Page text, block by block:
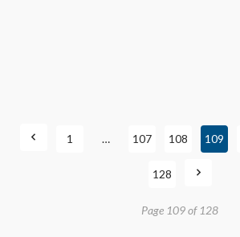
1 … 107 108 109
128
Page 109 of 128